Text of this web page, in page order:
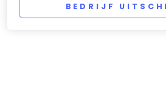
BEDRIJF